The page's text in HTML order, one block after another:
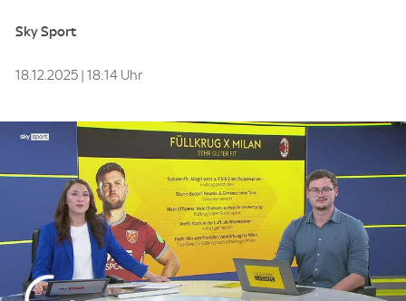
Sky Sport
18.12.2025 | 18:14 Uhr